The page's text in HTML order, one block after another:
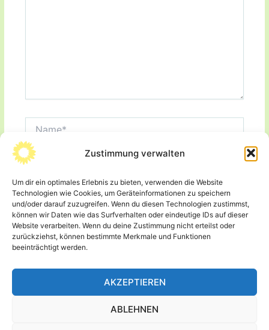
Zustimmung verwalten
Um dir ein optimales Erlebnis zu bieten, verwenden die Website
Technologien wie Cookies, um Geräteinformationen zu speichern
und/oder darauf zuzugreifen. Wenn du diesen Technologien zustimmst,
können wir Daten wie das Surfverhalten oder eindeutige IDs auf dieser
Website verarbeiten. Wenn du deine Zustimmung nicht erteilst oder
zurückziehst, können bestimmte Merkmale und Funktionen
beeinträchtigt werden.
AKZEPTIEREN
ABLEHNEN
E-
Adresse*
Website
Name, E-Mail-Adresse und Website in diesem
Browser für meinen nächsten Kommentar speichern.